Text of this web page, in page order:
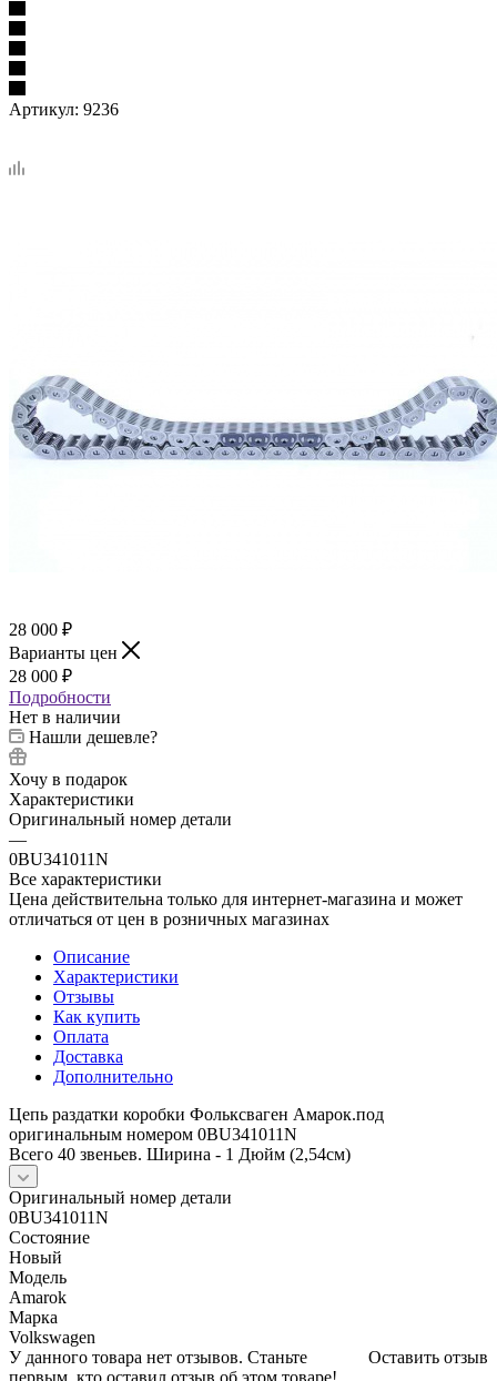
Артикул: 9236
28 000 ₽
Варианты цен
28 000 ₽
Подробности
Нет в наличии
Нашли дешевле?
Хочу в подарок
Характеристики
Оригинальный номер детали
—
0BU341011N
Все характеристики
Цена действительна только для интернет-магазина и может
отличаться от цен в розничных магазинах
Описание
Характеристики
Отзывы
Как купить
Оплата
Доставка
Дополнительно
Цепь раздатки коробки Фольксваген Амарок.под
оригинальным номером 0BU341011N
Всего 40 звеньев. Ширина - 1 Дюйм (2,54см)
Оригинальный номер детали
0BU341011N
Состояние
Новый
Модель
Amarok
Марка
Volkswagen
Оставить отзыв
У данного товара нет отзывов. Станьте
первым, кто оставил отзыв об этом товаре!